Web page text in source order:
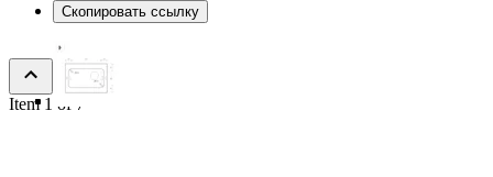
Скопировать ссылку
Item 1 of 7